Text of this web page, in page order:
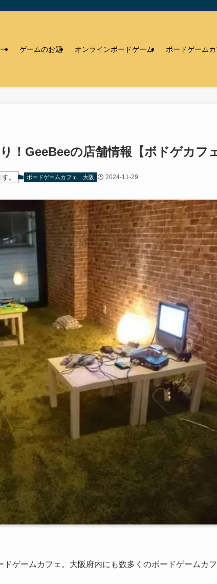
ゲームのお題 オンラインボードゲーム ボードゲーム
！GeeBeeの店舗情報【ボドゲカフ
。 ボードゲームカフェ 大阪 2024-11-29
ゲームカフェ。大阪府内にも数多くのボードゲームカ